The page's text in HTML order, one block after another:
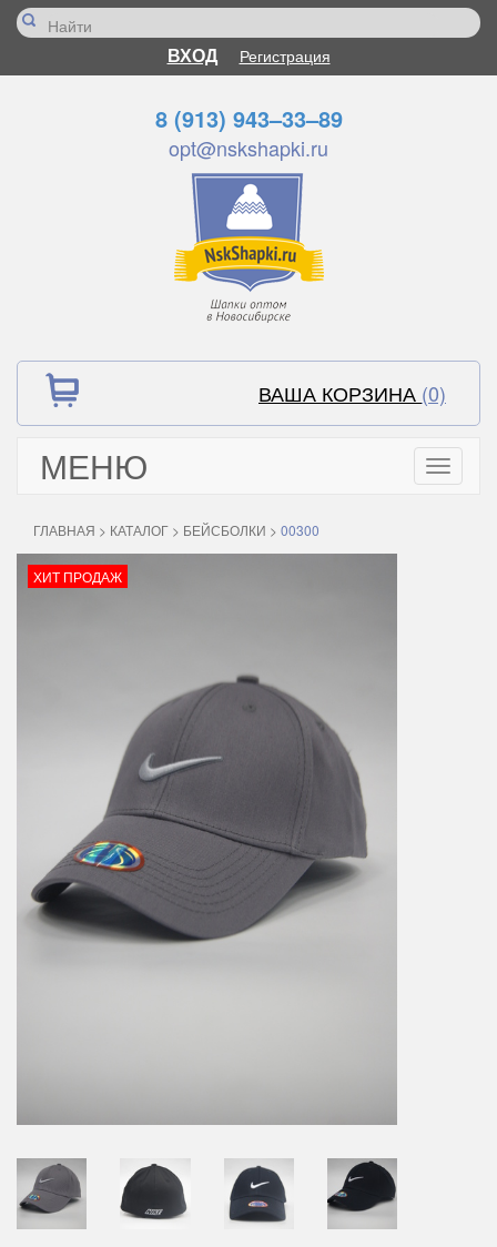
ВХОД Регистрация
8 (913) 943–33–89
opt@nskshapki.ru
ВАША КОРЗИНА (0)
МЕНЮ
Toggle
ГЛАВНАЯ > КАТАЛОГ > БЕЙСБОЛКИ > 00300
ХИТ ПРОДАЖ